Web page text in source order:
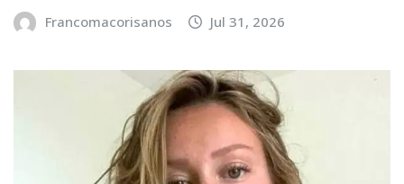
Francomacorisanos Jul 31, 2026